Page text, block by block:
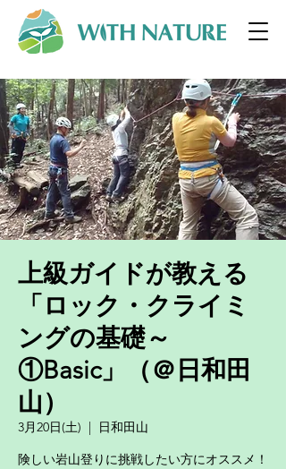
上級ガイドが教える
「ロック・クライミ
ングの基礎～
①Basic」（＠日和田
山）
3月20日(土)
  |
日和田山
険しい岩山登りに挑戦したい方にオススメ！